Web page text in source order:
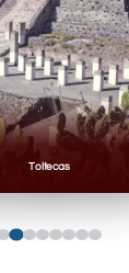
Toltecas